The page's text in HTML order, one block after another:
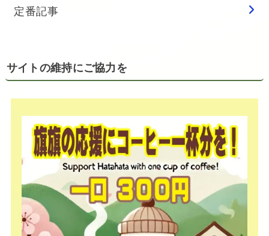
定番記事
サイトの維持にご協力を